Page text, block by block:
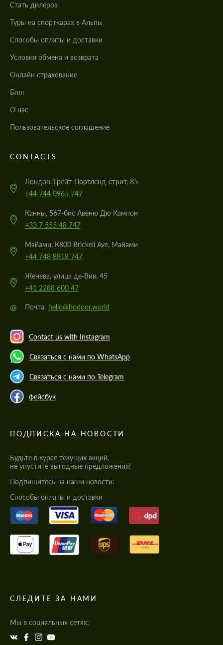
Стать дилеров
Туры на спорткарах в Альпы
Cпособы оплаты и доставки
Условия обмена и возврата
Онлайн страхование
Блог
О нас
Пользовательское соглашение
CONTACTS
Лондон, Грейт-Портленд-стрит, 85
+44 744 0965 747
Канны, 567-бис Авеню Дю Кампон
+33 7 555 48 747
Майами, K800 Brickell Ave, Майами
+44 748 8818 747
Женева, улица де-Вив, 45
+41 2288 600 47
@ Почта: hello@hodoor.world
Contact us with Instagram
Связаться с нами по WhatsApp
Связаться с нами по Telegram
фейсбук
ПОДПИСКА НА НОВОСТИ
Будьте в курсе текущих акций,
не упустите выгодные предложения!
Подпишитесь на наши новости:
Cпособы оплаты и доставки
СЛЕДИТЕ ЗА НАМИ
Мы в социальных сетях: